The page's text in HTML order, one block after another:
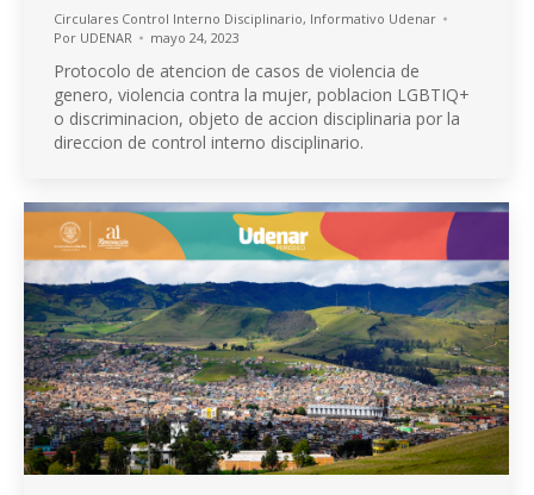
Circulares Control Interno Disciplinario, Informativo Udenar
Por UDENAR mayo 24, 2023
Protocolo de atencion de casos de violencia de
genero, violencia contra la mujer, poblacion LGBTIQ+
o discriminacion, objeto de accion disciplinaria por la
direccion de control interno disciplinario.